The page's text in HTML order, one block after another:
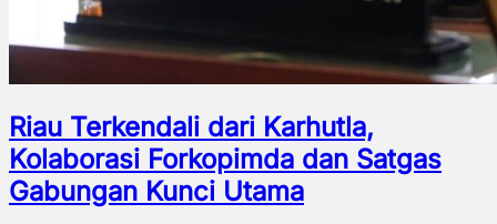
Riau Terkendali dari Karhutla,
Kolaborasi Forkopimda dan Satgas
Gabungan Kunci Utama